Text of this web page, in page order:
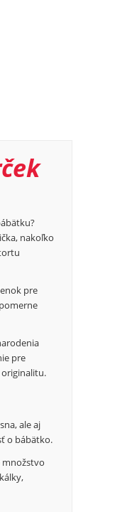
nakoľko
pre
pre
ale aj
o bábätko.
množstvo